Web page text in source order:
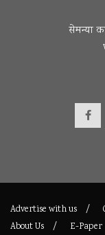
सेमन्या
Advertise with us
About Us
E-Paper